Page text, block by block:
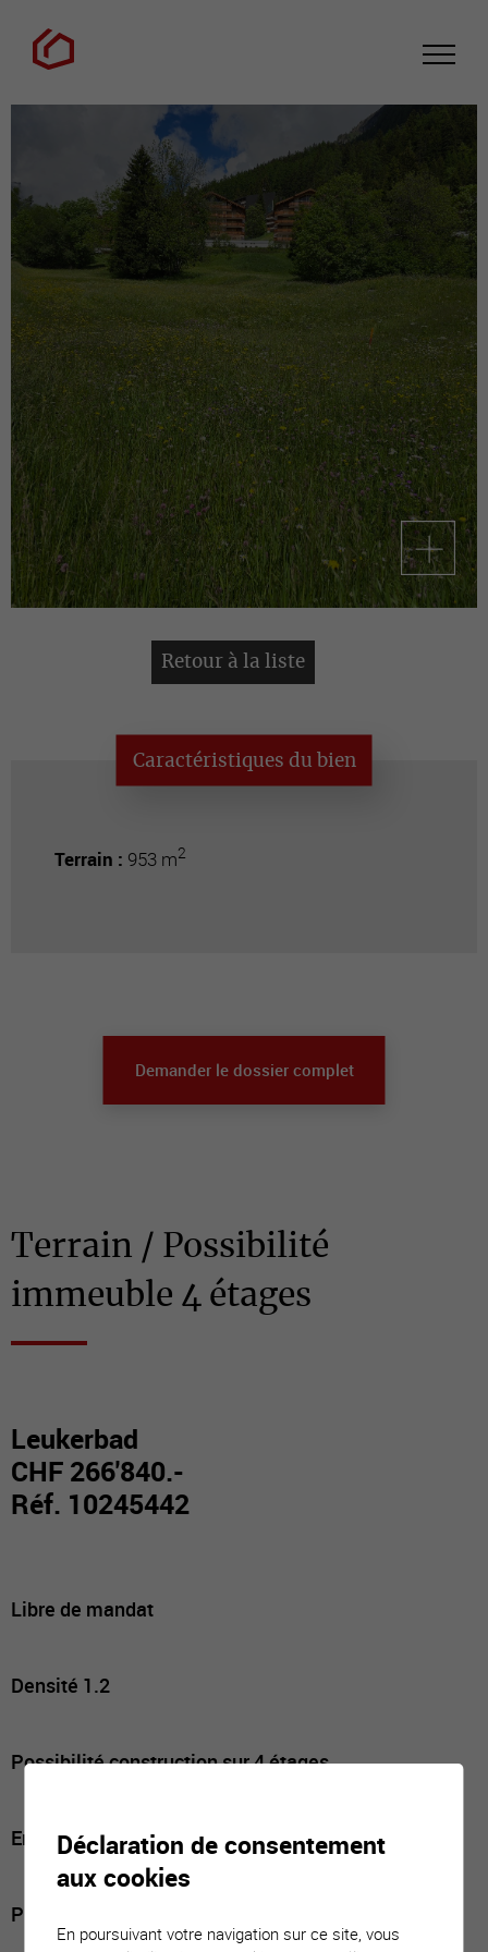
Retour à la liste
Caractéristiques du bien
Terrain : 953 m2
Terrain / Possibilité
immeuble 4 étages
Leukerbad
CHF 266'840.-
Réf. 10245442
Libre de mandat
Densité 1.2
Possibilité construction sur 4 étages
Environnement verdoyant et préservé
Proximité immédiate des transports publics
Demander le dossier complet
Déclaration de consentement
aux cookies
En poursuivant votre navigation sur ce site, vous